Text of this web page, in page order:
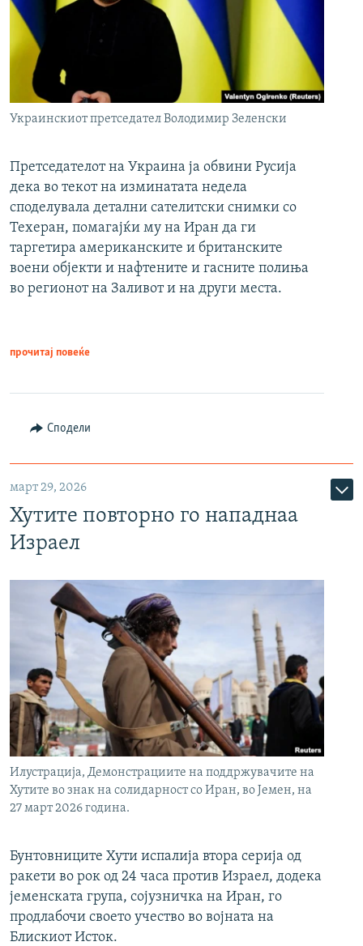
Украинскиот претседател Володимир Зеленски
Претседателот на Украина ја обвини Русија
дека во текот на изминатата недела
споделувала детални сателитски снимки со
Техеран, помагајќи му на Иран да ги
таргетира американските и британските
воени објекти и нафтените и гасните полиња
во регионот на Заливот и на други места.
прочитај повеќе
Сподели
март 29, 2026
Хутите повторно го нападнаа
Израел
Илустрација, Демонстрациите на поддржувачите на
Хутите во знак на солидарност со Иран, во Јемен, на
27 март 2026 година.
Бунтовниците Хути испалија втора серија од
ракети во рок од 24 часа против Израел, додека
јеменската група, сојузничка на Иран, го
продлабочи своето учество во војната на
Блискиот Исток.